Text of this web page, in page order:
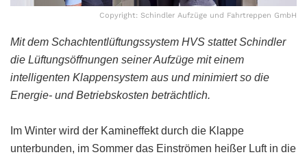
Copyright: Schindler Aufzüge und Fahrtreppen GmbH
Mit dem Schachtentlüftungssystem HVS stattet Schindler
die Lüftungsöffnungen seiner Aufzüge mit einem
intelligenten Klappensystem aus und minimiert so die
Energie- und Betriebskosten beträchtlich.
Im Winter wird der Kamineffekt durch die Klappe
unterbunden, im Sommer das Einströmen heißer Luft in die